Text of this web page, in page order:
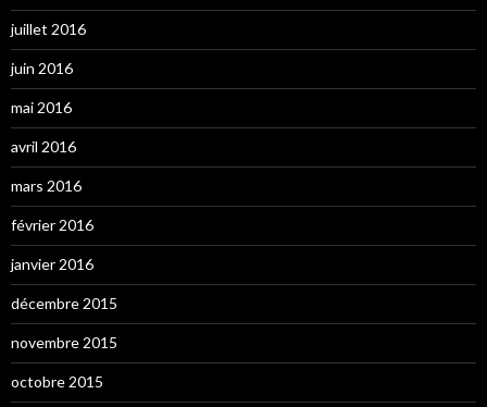
juillet 2016
juin 2016
mai 2016
avril 2016
mars 2016
février 2016
janvier 2016
décembre 2015
novembre 2015
octobre 2015